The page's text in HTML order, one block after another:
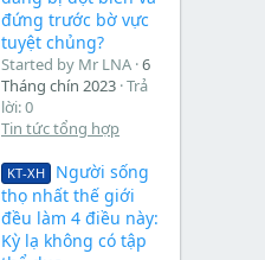
đứng trước bờ vực
tuyệt chủng?
Started by Mr LNA 6
Tháng chín 2023 Trả
lời: 0
Tin tức tổng hợp
KT-XH
Người sống
thọ nhất thế giới
đều làm 4 điều này:
Kỳ lạ không có tập